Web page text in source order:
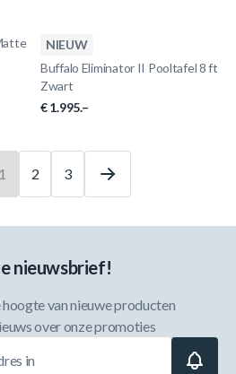
NIEUW
Buffalo Eliminator II Pooltafel 8 ft
Zwart
€ 1.995.–
U leest momenteel pagina
1
Pagina
2
Pagina
3
nieuwsbrief!
van nieuwe producten
over onze promoties